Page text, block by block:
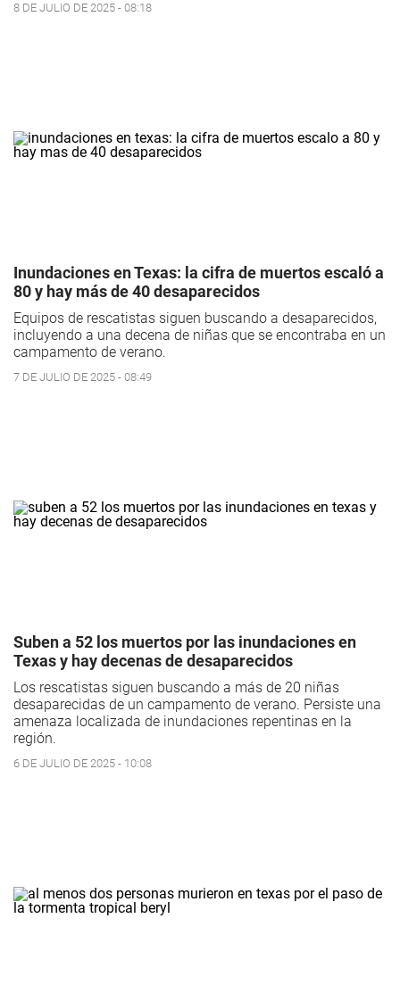
8 DE JULIO DE 2025 - 08:18
Inundaciones en Texas: la cifra de muertos escaló a
80 y hay más de 40 desaparecidos
Equipos de rescatistas siguen buscando a desaparecidos,
incluyendo a una decena de niñas que se encontraba en un
campamento de verano.
7 DE JULIO DE 2025 - 08:49
Suben a 52 los muertos por las inundaciones en
Texas y hay decenas de desaparecidos
Los rescatistas siguen buscando a más de 20 niñas
desaparecidas de un campamento de verano. Persiste una
amenaza localizada de inundaciones repentinas en la
región.
6 DE JULIO DE 2025 - 10:08